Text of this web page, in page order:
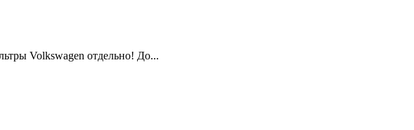
Volkswagen отдельно! До...